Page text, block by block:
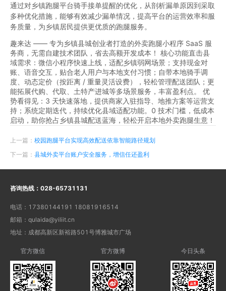
通过对乡镇跑腿平台骑手接单提醒的优化，从剖析漏单原因到采取
多种优化措施，能够有效减少漏单情况，提高平台的运营效率和服
务质量，为乡镇居民提供更优质的跑腿服务。
趣来达 —— 专为乡镇县城创业者打造的外卖跑腿小程序 SaaS 服
务商，无需自建技术团队，省去高额开发成本！ 核心功能直击县
域需求：微信小程序快速上线，适配乡镇弱网场景；支持现金对
账、语音交互，贴合老人用户与本地支付习惯；自带本地骑手调
度、动态定价（按距离 / 重量灵活设费），轻松管理配送团队；更
能拓展代购、代取、土特产进城等多场景服务，丰富盈利点。 优
势看得见：3 天快速落地，提供商家入驻指导、地推方案等运营支
持；系统定期迭代，持续优化县域适配功能。0 技术门槛，低成本
启动，助你抢占乡镇县城配送蓝海，轻松开启本地外卖跑腿生意！
上一篇： 校园跑腿平台实现高效配送依靠智能路径规划
下一篇： 县城外卖平台账户安全服务，增信任还盈利
咨询热线： 028-65731131
电话： 17380144191 18081916514
邮箱： qulaida@yiliit.cn
地址： 成都高新区新裕路501号博雅城市广场
官方微信 官方微博 今日头条